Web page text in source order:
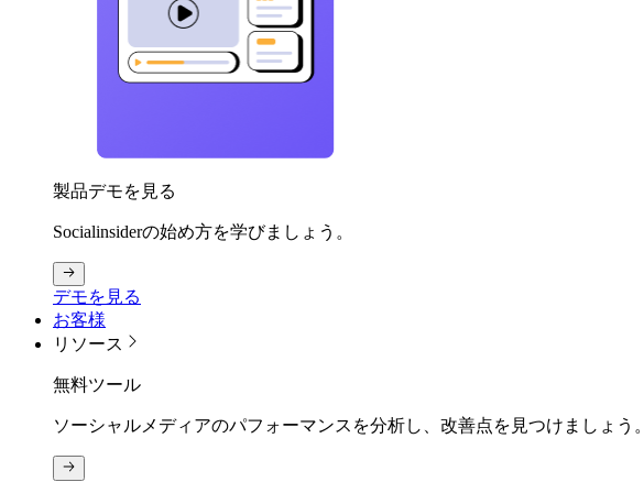
製品デモを見る
Socialinsiderの始め方を学びましょう。
デモを見る
お客様
リソース
無料ツール
ソーシャルメディアのパフォーマンスを分析し、改善点を見つけましょう。